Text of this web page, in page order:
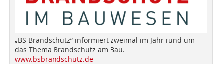
„BS Brandschutz“ informiert zweimal im Jahr rund um
das Thema Brandschutz am Bau.
www.bsbrandschutz.de